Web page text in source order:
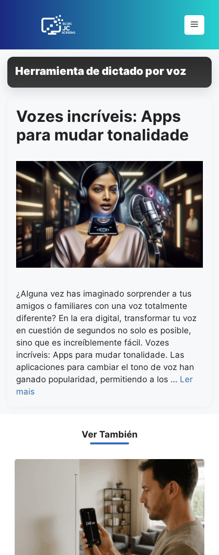
Menu
Herramienta de dictado por voz
Vozes incríveis: Apps
para mudar tonalidade
¿Alguna vez has imaginado sorprender a tus
amigos o familiares con una voz totalmente
diferente? En la era digital, transformar tu voz
en cuestión de segundos no solo es posible,
sino que es increíblemente fácil. Vozes
incríveis: Apps para mudar tonalidade. Las
aplicaciones para cambiar el tono de voz han
ganado popularidad, permitiendo a los … Ler
mais
Ver También